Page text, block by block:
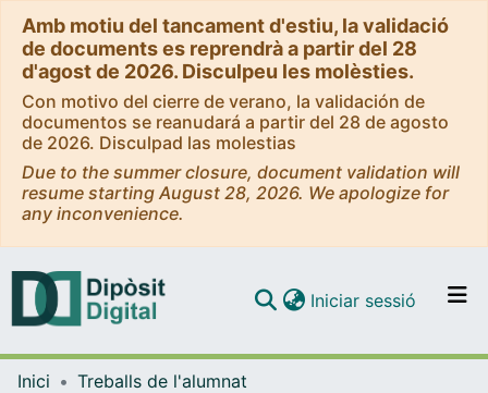
Amb motiu del tancament d'estiu, la validació
de documents es reprendrà a partir del 28
d'agost de 2026. Disculpeu les molèsties.
Con motivo del cierre de verano, la validación de
documentos se reanudará a partir del 28 de agosto
de 2026. Disculpad las molestias
Due to the summer closure, document validation will
resume starting August 28, 2026. We apologize for
any inconvenience.
Navega per tot el DD
Iniciar sessió (current)
Inici
Treballs de l'alumnat